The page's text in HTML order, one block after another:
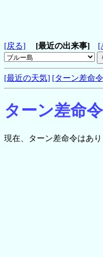
[戻る] [最近の出来事]
[最近の天気] [ターン差命
ターン差命
現在、ターン差命令はあり